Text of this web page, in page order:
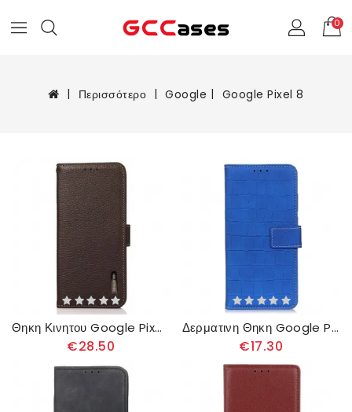
0
Περισσότερο Google Google Pixel 8
Θηκη Κινητου Google Pixel 8 Khazneh Rfid Litchi Leather
€28.50
Δερματινη Θηκη Google Pixel 8 Κροκόδειλος Σιλικόνης
€17.30